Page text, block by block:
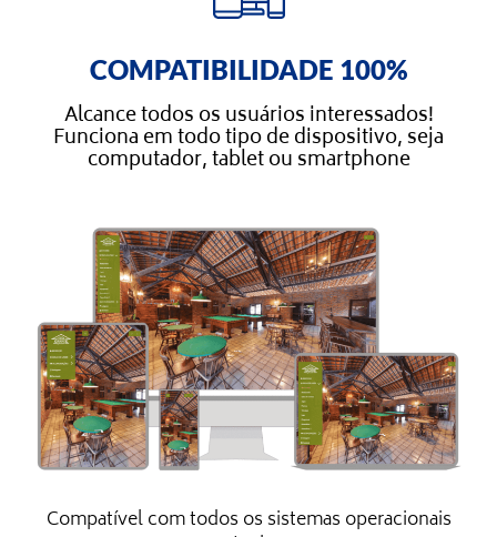
COMPATIBILIDADE 100%
Alcance todos os usuários interessados!
Funciona em todo tipo de dispositivo, seja
computador, tablet ou smartphone
Compatível com todos os sistemas operacionais